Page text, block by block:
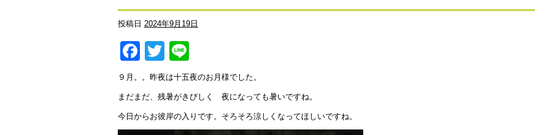
投稿日 2024年9月19日
Facebook
Twitter
９月。。昨夜は十五夜のお月様でした。
まだまだ、残暑がきびしく 夜になっても暑いですね。
今日からお彼岸の入りです。そろそろ涼しくなってほしいですね。